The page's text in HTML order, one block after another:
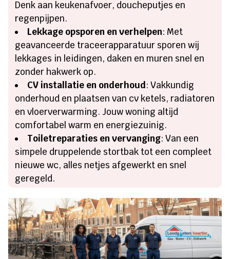
Denk aan keukenafvoer, doucheputjes en
regenpijpen.
Lekkage opsporen en verhelpen: Met
geavanceerde traceerapparatuur sporen wij
lekkages in leidingen, daken en muren snel en
zonder hakwerk op.
CV installatie en onderhoud: Vakkundig
onderhoud en plaatsen van cv ketels, radiatoren
en vloerverwarming. Jouw woning altijd
comfortabel warm en energiezuinig.
Toiletreparaties en vervanging: Van een
simpele druppelende stortbak tot een compleet
nieuwe wc, alles netjes afgewerkt en snel
geregeld.